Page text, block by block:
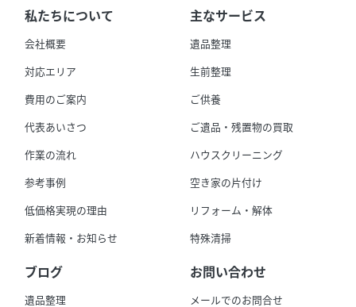
私たちについて
会社概要
対応エリア
費用のご案内
代表あいさつ
作業の流れ
参考事例
低価格実現の理由
新着情報・お知らせ
主なサービス
遺品整理
生前整理
ご供養
ご遺品・残置物の買取
ハウスクリーニング
空き家の片付け
リフォーム・解体
特殊清掃
ブログ
遺品整理
お問い合わせ
メールでのお問合せ